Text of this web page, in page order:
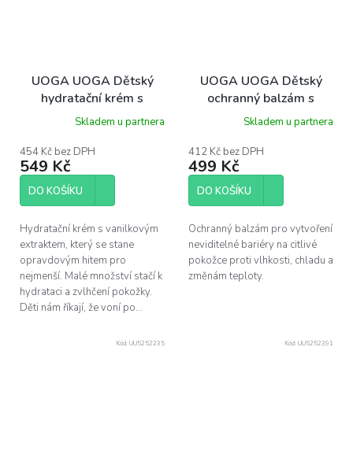
UOGA UOGA Dětský
hydratační krém s
vanilkou NIKI, 150 ml
Skladem u partnera
454 Kč bez DPH
549 Kč
DO KOŠÍKU
Hydratační krém s vanilkovým
extraktem, který se stane
opravdovým hitem pro
nejmenší. Malé množství stačí k
hydrataci a zvlhčení pokožky.
Děti nám říkají, že voní po...
UOGA UOGA Dětský
ochranný balzám s
vanilkou OGA, 40 ml
Skladem u partnera
412 Kč bez DPH
499 Kč
DO KOŠÍKU
Ochranný balzám pro vytvoření
neviditelné bariéry na citlivé
pokožce proti vlhkosti, chladu a
změnám teploty.
Kód: UU5252235 Kód: UU5252391